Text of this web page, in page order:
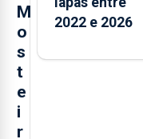
M
o
s
t
e
i
r
2022 e 2026